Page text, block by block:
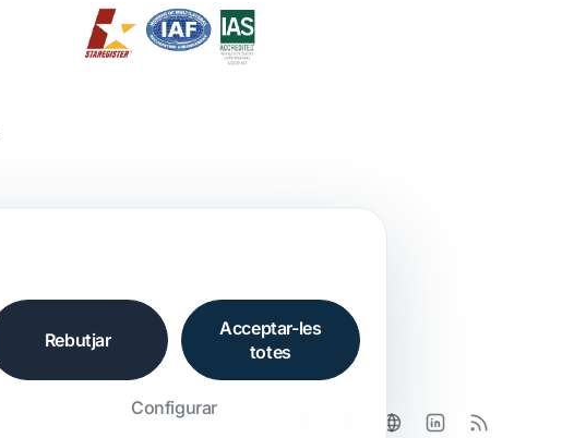
Rebutjar
Acceptar-les
totes
Configurar